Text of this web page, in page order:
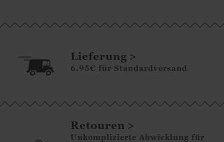
Lieferung
6.95€ für Standardversand
Retouren
Unkomplizierte Abwicklung für